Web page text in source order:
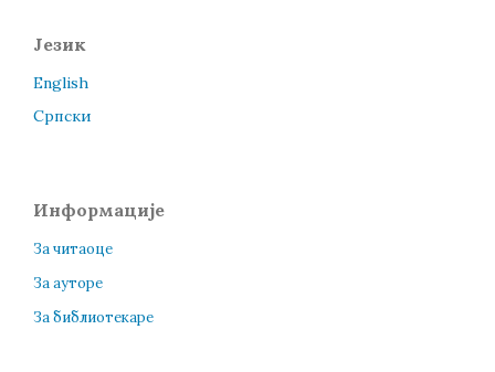
Језик
English
Cрпски
Информације
За читаоце
За ауторе
За библиотекаре